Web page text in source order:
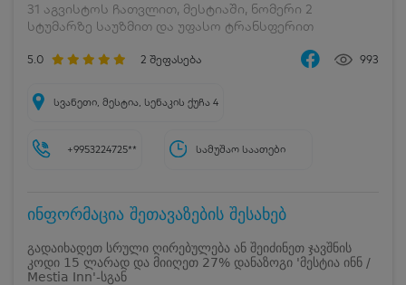
31 აგვისტოს ჩათვლით, მესტიაში, ნომერი 2
სტუმარზე საუზმით და უფასო ტრანსფერით
5.0 2 შეფასება 993
სვანეთი, მესტია, სენაკის ქუჩა 4
+9953224725** სამუშაო საათები
ინფორმაცია შეთავაზების შესახებ
გადაიხადეთ სრული ღირებულება ან შეიძინეთ ჯავშნის
კოდი 15 ლარად და მიიღეთ 27% დანაზოგი 'მესტია ინნ /
Mestia Inn'-სგან